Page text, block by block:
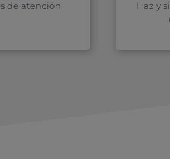
de atención
Haz y